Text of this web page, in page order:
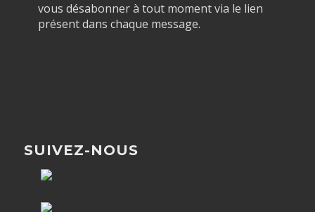
vous désabonner à tout moment via le lien
présent dans chaque message.
SUIVEZ-NOUS